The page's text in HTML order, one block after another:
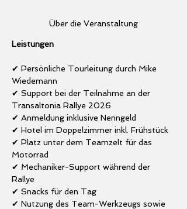
Über die Veranstaltung
Leistungen
✔ Persönliche Tourleitung durch Mike
Wiedemann
✔ Support bei der Teilnahme an der
Transaltonia Rallye 2026
✔ Anmeldung inklusive Nenngeld
✔ Hotel im Doppelzimmer inkl. Frühstück
✔ Platz unter dem Teamzelt für das
Motorrad
✔ Mechaniker-Support während der
Rallye
✔ Snacks für den Tag
✔ Nutzung des Team-Werkzeugs sowie